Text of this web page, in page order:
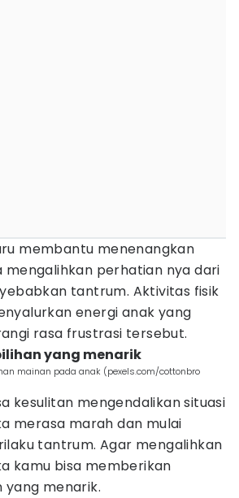
membantu menenangkan
mengalihkan perhatian nya dari
tantrum. Aktivitas fisik
energi anak yang
rasa frustrasi tersebut.
yang menarik
mainan pada anak (pexels.com/cottonbro
kesulitan mengendalikan situasi
merasa marah dan mulai
tantrum. Agar mengalihkan
kamu bisa memberikan
menarik.